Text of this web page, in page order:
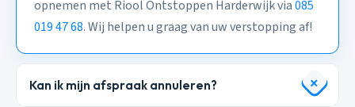
opnemen met Riool Ontstoppen Harderwijk via085
019 47 68. Wij helpen u graag van uw verstopping af!
Kan ik mijn afspraak annuleren?